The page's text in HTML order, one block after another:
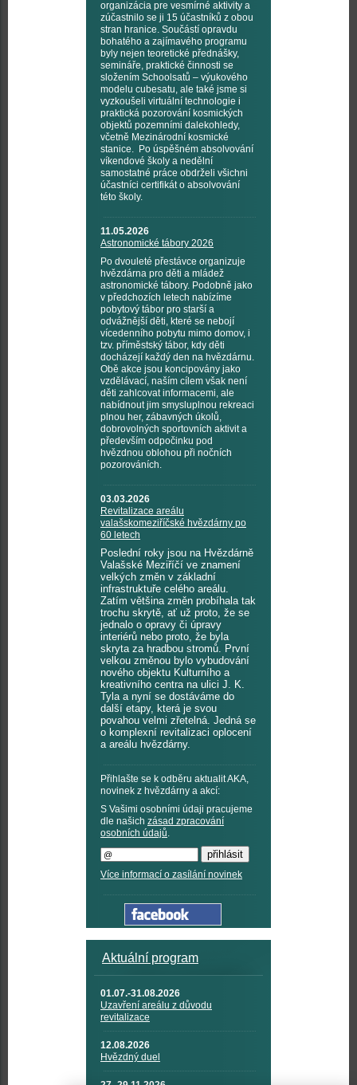
organizácia pre vesmírné aktivity a
zúčastnilo se ji 15 účastníků z obou
stran hranice. Součástí opravdu
bohatého a zajímavého programu
byly nejen teoretické přednášky,
semináře, praktické činnosti se
složením Schoolsatů – výukového
modelu cubesatu, ale také jsme si
vyzkoušeli virtuální technologie i
praktická pozorování kosmických
objektů pozemními dalekohledy,
včetně Mezinárodní kosmické
stanice. Po úspěšném absolvování
víkendové školy a nedělní
samostatné práce obdrželi všichni
účastníci certifikát o absolvování
této školy.
11.05.2026
Astronomické tábory 2026
Po dvouleté přestávce organizuje
hvězdárna pro děti a mládež
astronomické tábory. Podobně jako
v předchozích letech nabízíme
pobytový tábor pro starší a
odvážnější děti, které se nebojí
vícedenního pobytu mimo domov, i
tzv. příměstský tábor, kdy děti
docházejí každý den na hvězdárnu.
Obě akce jsou koncipovány jako
vzdělávací, naším cílem však není
děti zahlcovat informacemi, ale
nabídnout jim smysluplnou rekreaci
plnou her, zábavných úkolů,
dobrovolných sportovních aktivit a
především odpočinku pod
hvězdnou oblohou při nočních
pozorováních.
03.03.2026
Revitalizace areálu
valašskomeziříčské hvězdárny po
60 letech
Poslední roky jsou na Hvězdárně
Valašské Meziříčí ve znamení
velkých změn v základní
infrastruktuře celého areálu.
Zatím většina změn probíhala tak
trochu skrytě, ať už proto, že se
jednalo o opravy či úpravy
interiérů nebo proto, že byla
skryta za hradbou stromů. První
velkou změnou bylo vybudování
nového objektu Kulturního a
kreativního centra na ulici J. K.
Tyla a nyní se dostáváme do
další etapy, která je svou
povahou velmi zřetelná. Jedná se
o komplexní revitalizaci oplocení
a areálu hvězdárny.
Přihlašte se k odběru aktualit AKA,
novinek z hvězdárny a akcí:
S Vašimi osobními údaji pracujeme
dle našich zásad zpracování
osobních údajů.
Více informací o zasílání novinek
Aktuální program
01.07.-31.08.2026
Uzavření areálu z důvodu
revitalizace
12.08.2026
Hvězdný duel